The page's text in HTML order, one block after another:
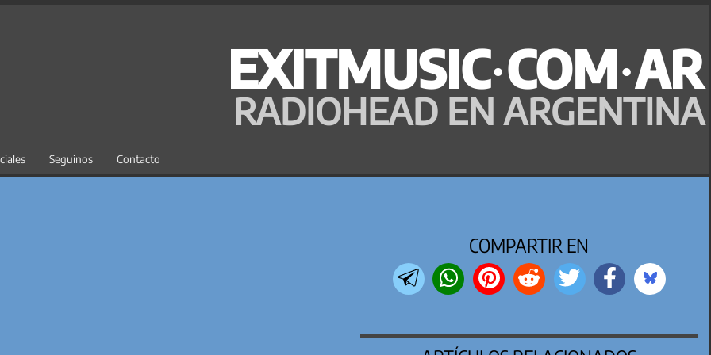
EXITMUSIC·COM·AR
RADIOHEAD EN ARGENTINA
Seguinos Contacto
COMPARTIR EN